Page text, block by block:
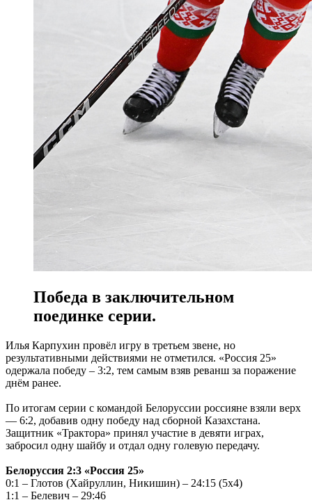
Победа в заключительном
поединке серии.
Илья Карпухин провёл игру в третьем звене, но
результативными действиями не отметился. «Россия 25»
одержала победу – 3:2, тем самым взяв реванш за поражение
днём ранее.
По итогам серии с командой Белоруссии россияне взяли верх
— 6:2, добавив одну победу над сборной Казахстана.
Защитник «Трактора» принял участие в девяти играх,
забросил одну шайбу и отдал одну голевую передачу.
Белоруссия 2:3 «Россия 25»
0:1 – Глотов (Хайруллин, Никишин) – 24:15 (5х4)
1:1 – Белевич – 29:46